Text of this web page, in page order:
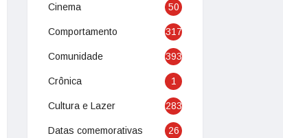
Cinema 50
Comportamento 317
Comunidade 393
Crônica 1
Cultura e Lazer 283
Datas comemorativas 26